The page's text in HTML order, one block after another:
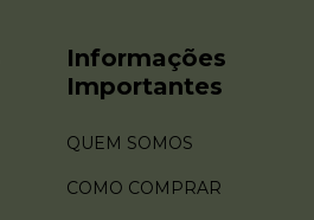
Informações
Importantes
QUEM SOMOS
COMO COMPRAR